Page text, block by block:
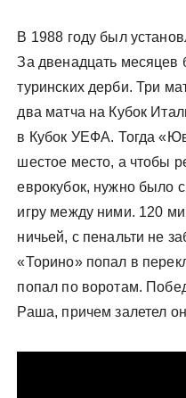
В 1988 году был
За двенадцать
туринских дерби. Три
два матча на Кубок
в Кубок УЕФА. Тогда
шестое место, а чтобы
еврокубок, нужно было
игру между ними. 120
ничьей, с пенальти не
«Торино» попал в
попал по воротам.
Раша, причем залетел